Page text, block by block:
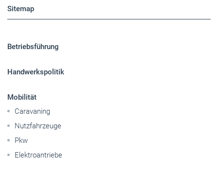
Sitemap
Betriebsführung
Handwerkspolitik
Mobilität
Caravaning
Nutzfahrzeuge
Pkw
Elektroantriebe